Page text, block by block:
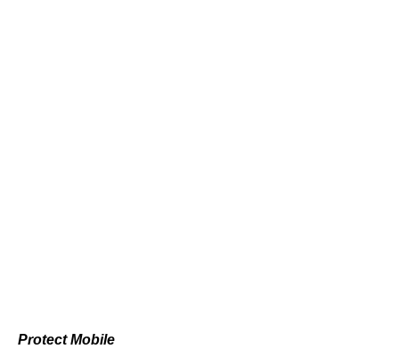
Protect Mobile